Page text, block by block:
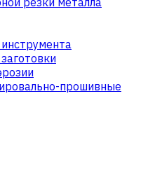
прошивные